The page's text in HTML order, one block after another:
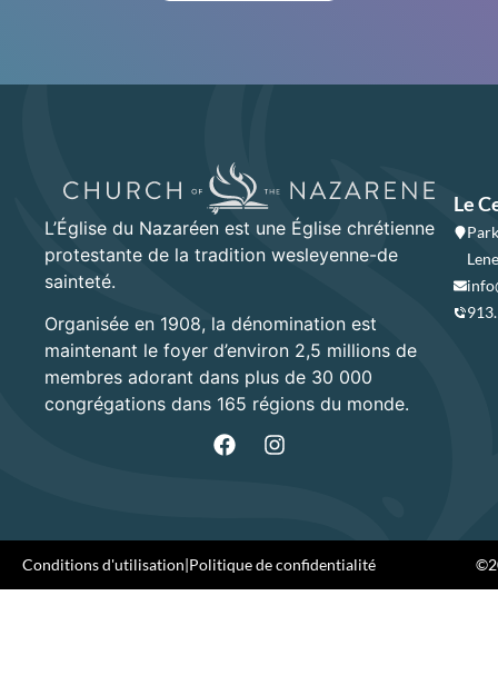
L’Église du Nazaréen est une Église chrétienne
protestante de la tradition wesleyenne-de
sainteté.
Organisée en 1908, la dénomination est
maintenant le foyer d’environ 2,5 millions de
membres adorant dans plus de 30 000
congrégations dans 165 régions du monde.
Le
Conditions d'utilisation|Politique de confidentialité